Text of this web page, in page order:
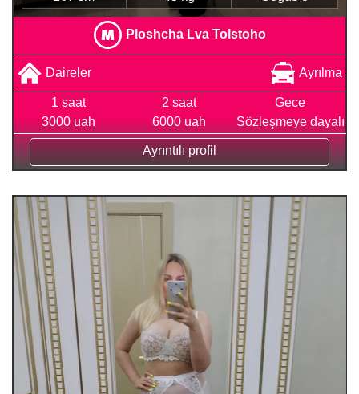
Ploshcha Lva Tolstoho
Daireler Ayrılma
1 saat
3000 uah
2 saat
6000 uah
Gece
Sözleşmeye dayalı
Ayrıntılı profil